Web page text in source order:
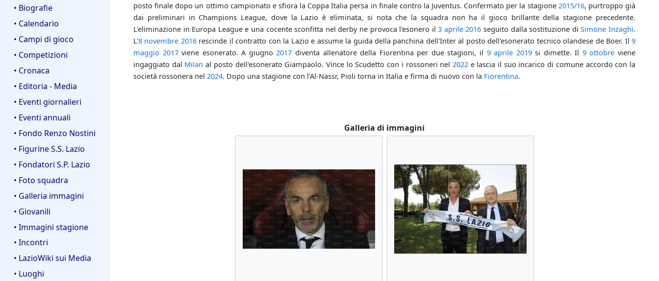
• Biografie
• Calendario
• Campi di gioco
• Competizioni
• Cronaca
• Editoria - Media
• Eventi giornalieri
• Eventi annuali
• Fondo Renzo Nostini
• Figurine S.S. Lazio
• Fondatori S.P. Lazio
• Foto squadra
• Galleria immagini
• Giovanili
• Immagini stagione
• Incontri
• LazioWiki sui Media
• Luoghi
posto finale dopo un ottimo campionato e sfiora la Coppa Italia persa in finale contro la Juventus. Confermato per la stagione 2015/16, purtroppo già
dai preliminari in Champions League, dove la Lazio è eliminata, si nota che la squadra non ha il gioco brillante della stagione precedente.
L'eliminazione in Europa League e una cocente sconfitta nel derby ne provoca l'esonero il3 aprile 2016 seguito dalla sostituzione diSimone Inzaghi.
L'8 novembre 2016rescinde il contratto con la Lazio e assume la guida della panchina dell'Inter al posto dell'esonerato tecnico olandese de Boer. Il9
maggio 2017viene esonerato. A giugno2017 diventa allenatore della Fiorentina per due stagioni, il 9 aprile 2019si dimette. Il 9 ottobre viene
ingaggiato dal Milan al posto dell'esonerato Giampaolo. Vince lo Scudetto con i rossoneri nel 2022e lascia il suo incarico di comune accordo con la
società rossonera nel 2024. Dopo una stagione con l'Al-Nassr, Pioli torna in Italia e firma di nuovo con la Fiorentina.
Galleria di immagini